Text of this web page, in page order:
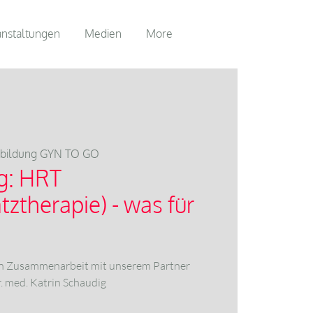
Medien More
GYN TO GO
HRT
- was für
Zusammenarbeit mit unserem Partner
med. Katrin Schaudig